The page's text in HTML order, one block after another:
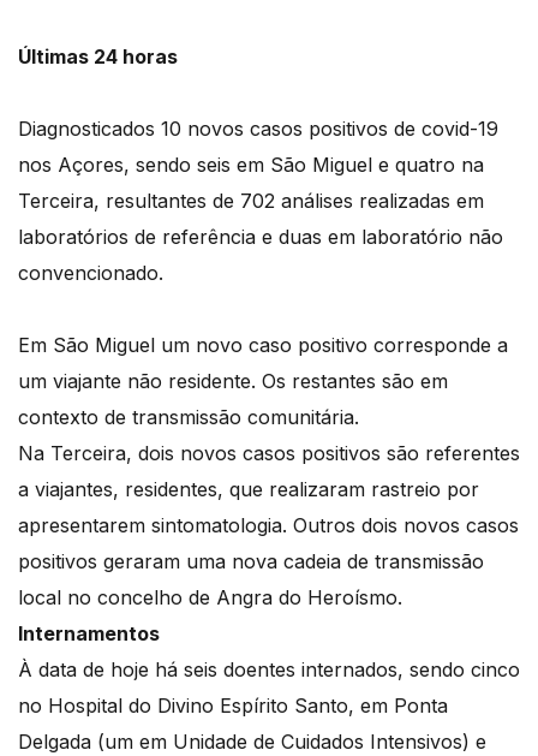
Últimas 24 horas
Diagnosticados 10 novos casos positivos de covid-19
nos Açores, sendo seis em São Miguel e quatro na
Terceira, resultantes de 702 análises realizadas em
laboratórios de referência e duas em laboratório não
convencionado.
Em São Miguel um novo caso positivo corresponde a
um viajante não residente. Os restantes são em
contexto de transmissão comunitária.
Na Terceira, dois novos casos positivos são referentes
a viajantes, residentes, que realizaram rastreio por
apresentarem sintomatologia. Outros dois novos casos
positivos geraram uma nova cadeia de transmissão
local no concelho de Angra do Heroísmo.
Internamentos
À data de hoje há seis doentes internados, sendo cinco
no Hospital do Divino Espírito Santo, em Ponta
Delgada (um em Unidade de Cuidados Intensivos) e